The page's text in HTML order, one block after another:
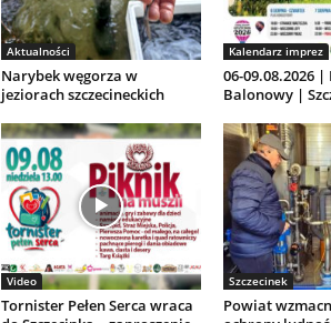
Aktualności
Narybek węgorza w
jeziorach szczecineckich
Kalendarz imprez
06-09.08.2026
Balonowy |
Video
Tornister Pełen Serca wraca
Szczecinek
Powiat